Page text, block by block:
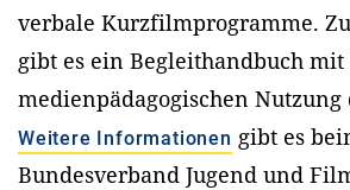
verbale Kurzfilmprogramme.
gibt es ein Begleithandbuch
medienpädagogischen
Weitere Informationen gibt es
Bundesverband Jugend und